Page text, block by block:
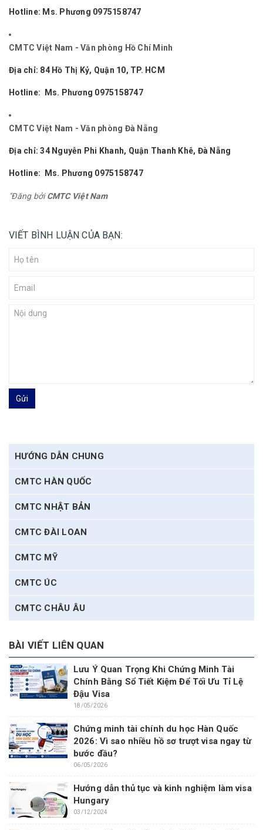
Hotline: Ms. Phương 0975158747
CMTC Việt Nam - Văn phòng Hồ Chí Minh
Địa chỉ: 84 Hồ Thị Kỷ, Quận 10, TP. HCM
Hotline: Ms. Phương 0975158747
CMTC Việt Nam - Văn phòng Đà Nẵng
Địa chỉ: 34 Nguyễn Phi Khanh, Quận Thanh Khê, Đà Nẵng
Hotline: Ms. Phương 0975158747
"Đăng bởiCMTC Việt Nam
VIẾT BÌNH LUẬN CỦA BẠN:
Gửi
HƯỚNG DẪN CHUNG
CMTC HÀN QUỐC
CMTC NHẬT BẢN
CMTC ĐÀI LOAN
CMTC MỸ
CMTC ÚC
CMTC CHÂU ÂU
BÀI VIẾT LIÊN QUAN
Lưu Ý Quan Trọng Khi Chứng Minh Tài
Chính Bằng Sổ Tiết Kiệm Để Tối Ưu Tỉ Lệ
Đậu Visa
18/05/2026
Chứng minh tài chính du học Hàn Quốc
2026: Vì sao nhiều hồ sơ trượt visa ngay từ
bước đầu?
06/05/2026
Hướng dẫn thủ tục và kinh nghiệm làm visa
Hungary
03/12/2024